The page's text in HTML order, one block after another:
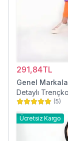
291,84TL
Genel
Detaylı
(5)
Ücretsiz Kargo